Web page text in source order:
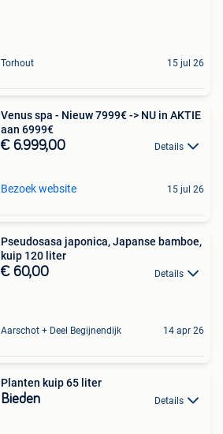
Torhout 15 jul 26
Venus spa - Nieuw 7999€ -> NU in AKTIE
aan 6999€
€ 6.999,00 Details
Bezoek website 15 jul 26
Pseudosasa japonica, Japanse bamboe,
kuip 120 liter
€ 60,00 Details
Aarschot + Deel Begijnendijk 14 apr 26
Planten kuip 65 liter
Bieden Details